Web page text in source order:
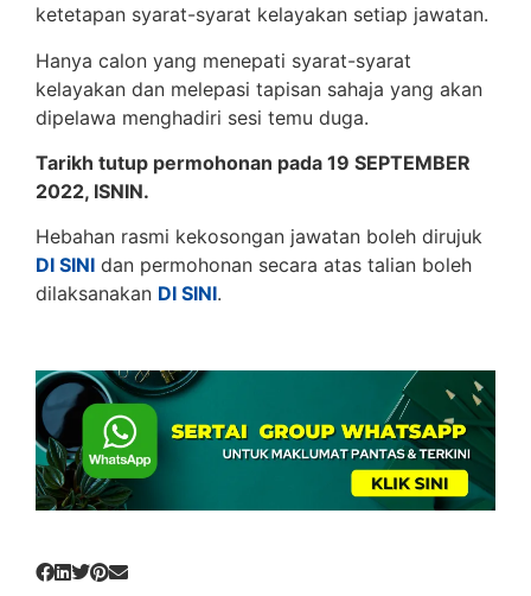
ketetapan syarat-syarat kelayakan setiap jawatan.
Hanya calon yang menepati syarat-syarat
kelayakan dan melepasi tapisan sahaja yang akan
dipelawa menghadiri sesi temu duga.
Tarikh tutup permohonan pada 19 SEPTEMBER
2022, ISNIN.
Hebahan rasmi kekosongan jawatan boleh dirujuk
DI SINI dan permohonan secara atas talian boleh
dilaksanakan DI SINI.